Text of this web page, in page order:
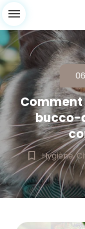
menu
chevron_left
bucco-
bookmark_border Hygiène,